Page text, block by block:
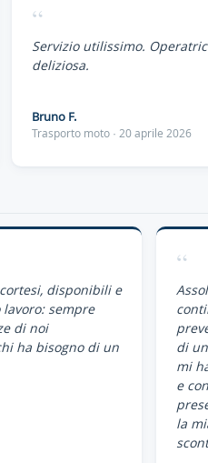
“
Servizio utilissimo.
deliziosa.
Bruno F.
Trasporto moto · 20 aprile 2026
disponibili e
sempre
di noi
ha bisogno di un
“
di
mi
e
la